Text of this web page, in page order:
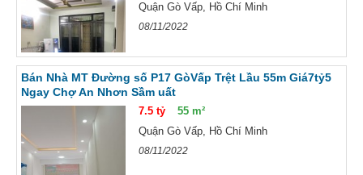
Quận Gò Vấp, Hồ Chí Minh
08/11/2022
Bán Nhà MT Đường số P17 GòVấp Trệt Lầu 55m Giá7tỷ5
Ngay Chợ An Nhơn Sầm uất
7.5 tỷ
55 m²
Quận Gò Vấp, Hồ Chí Minh
08/11/2022